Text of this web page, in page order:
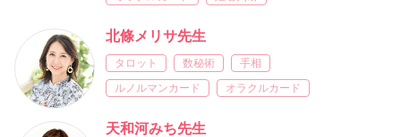
北條メリサ先生
タロット 数秘術
手相
ルノルマンカード
オラクルカード
天和河みち先生